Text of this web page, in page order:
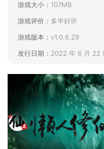
游戏大小： 107MB
游戏评价： 多半好评
游戏版本： v1.0.6.29
发行日期： 2022 年 6 月 22